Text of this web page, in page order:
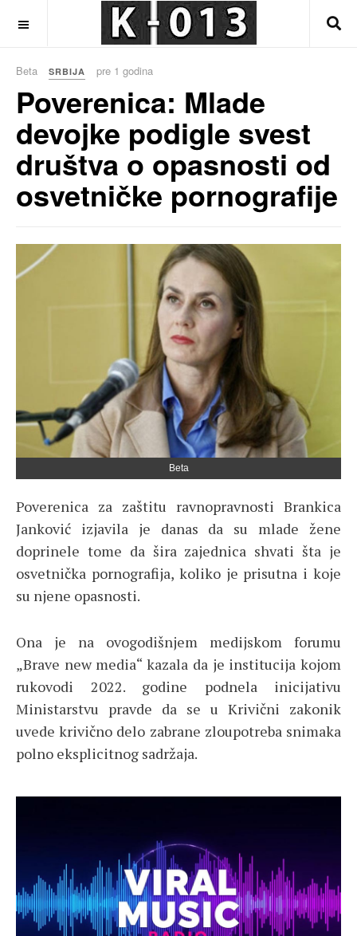
Beta SRBIJA pre 1 godina
Poverenica: Mlade
devojke podigle svest
društva o opasnosti od
osvetničke pornografije
Beta
Poverenica za zaštitu ravnopravnosti Brankica
Janković izjavila je danas da su mlade žene
doprinele tome da šira zajednica shvati šta je
osvetnička pornografija, koliko je prisutna i koje
su njene opasnosti.
Ona je na ovogodišnjem medijskom forumu
„Brave new media“ kazala da je institucija kojom
rukovodi 2022. godine podnela inicijativu
Ministarstvu pravde da se u Krivični zakonik
uvede krivično delo zabrane zloupotreba snimaka
polno eksplicitnog sadržaja.